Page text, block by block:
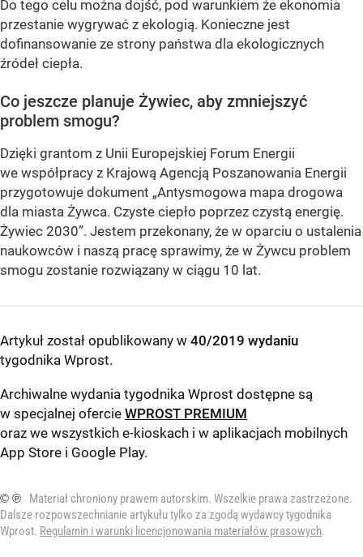
Do tego celu można dojść, pod warunkiem że ekonomia
przestanie wygrywać z ekologią. Konieczne jest
dofinansowanie ze strony państwa dla ekologicznych
źródeł ciepła.
Co jeszcze planuje Żywiec, aby zmniejszyć
problem smogu?
Dzięki grantom z Unii Europejskiej Forum Energii
we współpracy z Krajową Agencją Poszanowania Energii
przygotowuje dokument „Antysmogowa mapa drogowa
dla miasta Żywca. Czyste ciepło poprzez czystą energię.
Żywiec 2030”. Jestem przekonany, że w oparciu o ustalenia
naukowców i naszą pracę sprawimy, że w Żywcu problem
smogu zostanie rozwiązany w ciągu 10 lat.
Artykuł został opublikowany w 40/2019 wydaniu
tygodnika Wprost.
Archiwalne wydania tygodnika Wprost dostępne są
w specjalnej ofercie WPROST PREMIUM
oraz we wszystkich e-kioskach i w aplikacjach mobilnych
App Store i Google Play.
© ℗
Materiał chroniony prawem autorskim. Wszelkie prawa zastrzeżone.
Dalsze rozpowszechnianie artykułu tylko za zgodą wydawcy tygodnika
Wprost. Regulamin i warunki licencjonowania materiałów prasowych.